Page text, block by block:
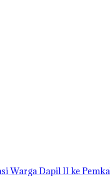
Warga Dapil II ke